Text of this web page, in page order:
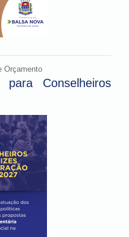
Orçamento
Conselheiros